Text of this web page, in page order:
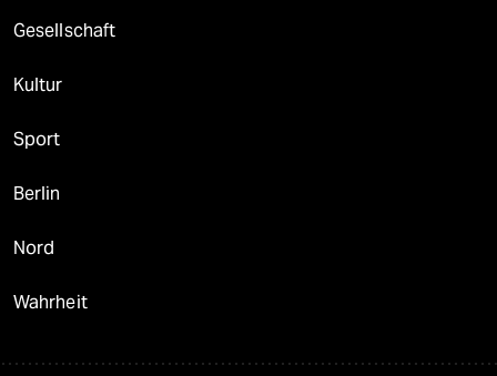
Gesellschaft
Kultur
Sport
Berlin
Nord
Wahrheit